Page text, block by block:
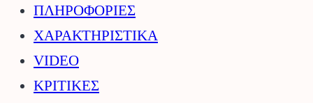
ΠΛΗΡΟΦΟΡΙΕΣ
ΧΑΡΑΚΤΗΡΙΣΤΙΚΑ
VIDEO
ΚΡΙΤΙΚΕΣ